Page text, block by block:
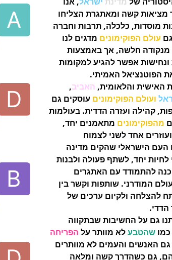
מציאות קשה ומאתגרת הצליחו
מוסדות, כלכלה, תרבות וחברה
עולם הפוקימונים מדגים לנו
חלשה, אך באמצעות
אפשר להגיע למקומות
הפוטנציאל האמיתי.
האישית והלאומית, האביב,
ועולם הפוקימונים עוסקים גם
קהילה ועזרה הדדית. בעולמות
מהפוקימונים מתאמנים יחד,
אחד לשני לצמוח
העם הישראלי שהקים מדינה
לחיות יחד, לשתף פעולה ולבנות
להתמודד עם האתגרים
המודרני. שותפות וקשר בין
להצלחה ולקיום ערכים של
הדדי.
גם על החשיבות שבתקווה
שהטבעלא מוותר על הפריחה
האנשים והעמים לא מוותרים
גם כשהדרך קשה ומלאה